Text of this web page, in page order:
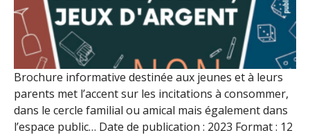
Brochure informative destinée aux jeunes et à leurs
parents met l’accent sur les incitations à consommer,
dans le cercle familial ou amical mais également dans
l’espace public… Date de publication : 2023 Format : 12